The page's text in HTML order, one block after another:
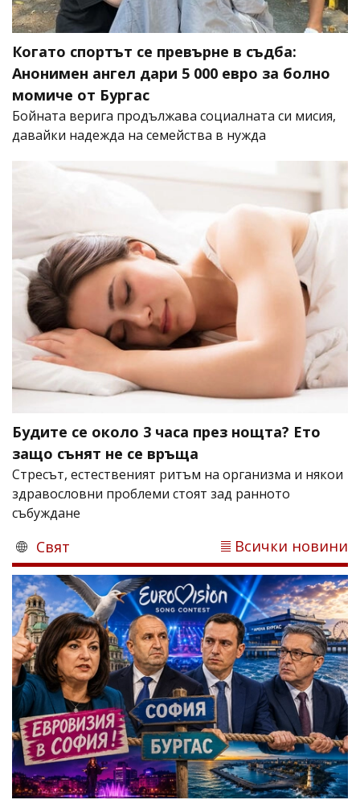
Когато спортът се превърне в съдба:
Анонимен ангел дари 5 000 евро за болно
момиче от Бургас
Бойната верига продължава социалната си мисия,
давайки надежда на семейства в нужда
Будите се около 3 часа през нощта? Ето
защо сънят не се връща
Стресът, естественият ритъм на организма и някои
здравословни проблеми стоят зад ранното
събуждане
Свят Всички новини